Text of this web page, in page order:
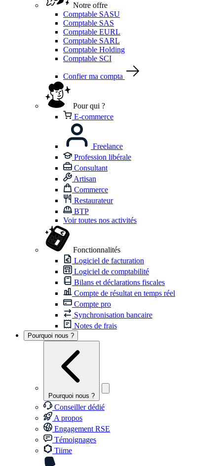
Notre offre
Comptable SASU
Comptable SAS
Comptable EURL
Comptable SARL
Comptable Holding
Comptable SCI
Confier ma compta
Pour qui ?
E-commerce
Freelance
Profession libérale
Consultant
Artisan
Commerce
Restaurateur
BTP
Voir toutes nos activités
Fonctionnalités
Logiciel de facturation
Logiciel de comptabilité
Bilans et déclarations fiscales
Compte de résultat en temps réel
Compte pro
Synchronisation bancaire
Notes de frais
Pourquoi nous ?
Pourquoi nous ?
Conseiller dédié
A propos
Engagement RSE
Témoignages
Tiime